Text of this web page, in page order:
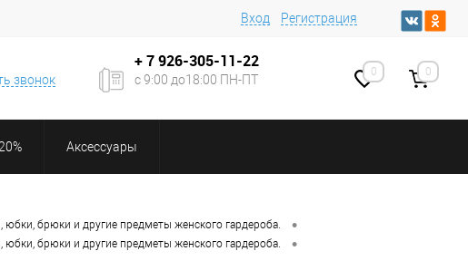
Вход Регистрация
звонок
+ 7926-305-11-22
с 9:00 до18:00 ПН-ПТ
0 0
Аксессуары
брюки и другие предметы женского гардероба. •
брюки и другие предметы женского гардероба. •